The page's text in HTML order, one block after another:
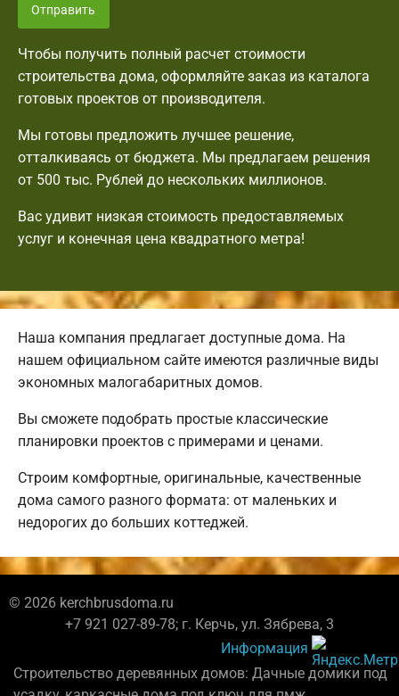
Отправить
Чтобы получить полный расчет стоимости
строительства дома, оформляйте заказ из каталога
готовых проектов от производителя.
Мы готовы предложить лучшее решение,
отталкиваясь от бюджета. Мы предлагаем решения
от 500 тыс. Рублей до нескольких миллионов.
Вас удивит низкая стоимость предоставляемых
услуг и конечная цена квадратного метра!
Наша компания предлагает доступные дома. На
нашем официальном сайте имеются различные виды
экономных малогабаритных домов.
Вы сможете подобрать простые классические
планировки проектов с примерами и ценами.
Строим комфортные, оригинальные, качественные
дома самого разного формата: от маленьких и
недорогих до больших коттеджей.
© 2026 kerchbrusdoma.ru
+7 921 027-89-78; г. Керчь, ул. Зябрева, 3
Информация
Строительство деревянных домов: Дачные домики под